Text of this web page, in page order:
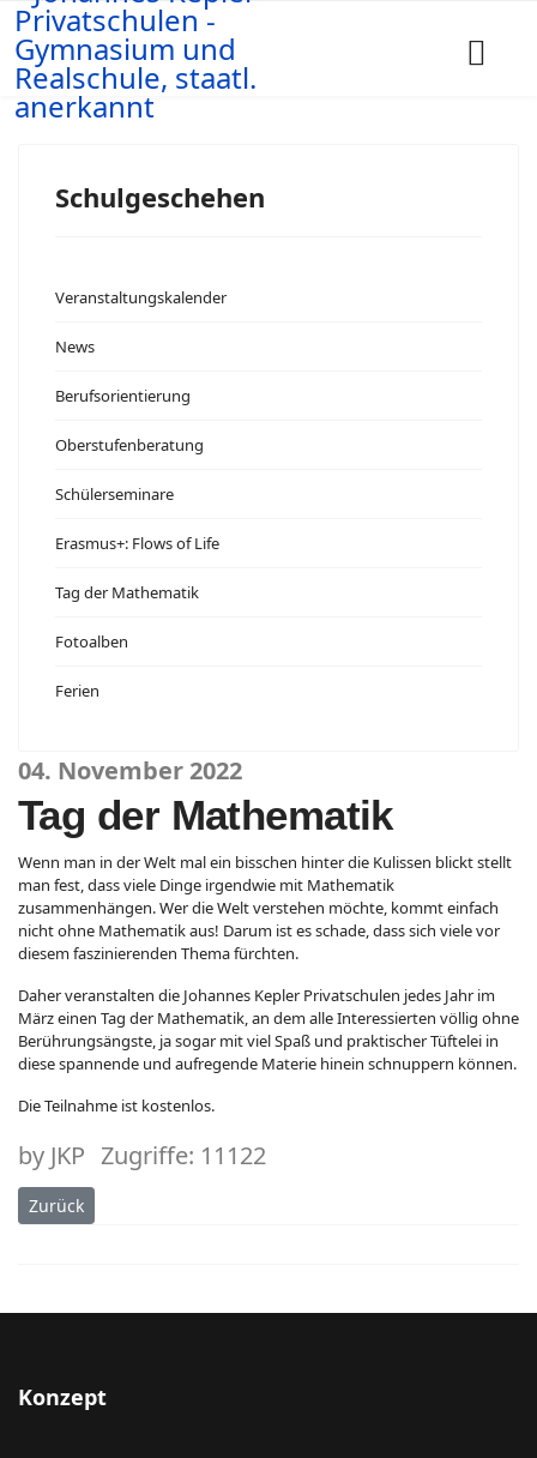
Schulgeschehen
Veranstaltungskalender
News
Berufsorientierung
Oberstufenberatung
Schülerseminare
Erasmus+: Flows of Life
Tag der Mathematik
Fotoalben
Ferien
Tag der Mathematik
Wenn man in der Welt mal ein bisschen hinter die Kulissen blickt stellt
man fest, dass viele Dinge irgendwie mit Mathematik
zusammenhängen. Wer die Welt verstehen möchte, kommt einfach
nicht ohne Mathematik aus! Darum ist es schade, dass sich viele vor
diesem faszinierenden Thema fürchten.
Daher veranstalten die Johannes Kepler Privatschulen jedes Jahr im
März einen Tag der Mathematik, an dem alle Interessierten völlig ohne
Berührungsängste, ja sogar mit viel Spaß und praktischer Tüftelei in
diese spannende und aufregende Materie hinein schnuppern können.
Die Teilnahme ist kostenlos.
by JKP
04. November 2022
Zugriffe: 11122
Vorheriger Beitrag: Berufsorientierung
Zurück
Konzept